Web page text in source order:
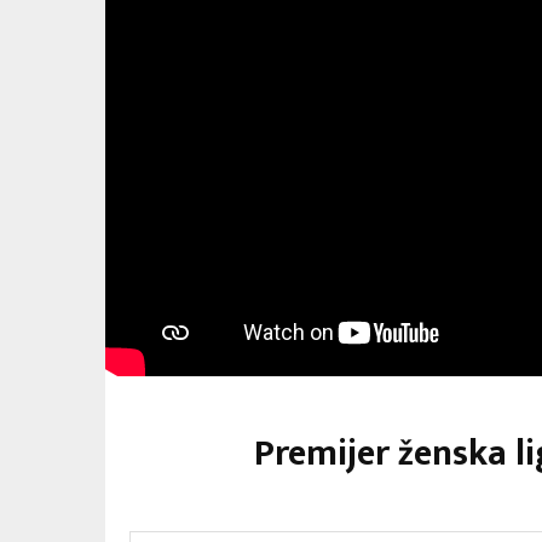
Premijer ženska